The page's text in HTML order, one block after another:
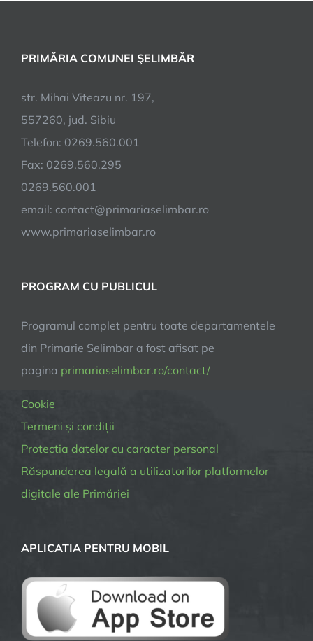
PRIMĂRIA COMUNEI ŞELIMBĂR
str. Mihai Viteazu nr. 197,
557260, jud. Sibiu
Telefon: 0269.560.001
Fax: 0269.560.295
0269.560.001
email: contact@primariaselimbar.ro
www.primariaselimbar.ro
PROGRAM CU PUBLICUL
Programul complet pentru toate departamentele
din Primarie Selimbar a fost afisat pe
pagina primariaselimbar.ro/contact/
Cookie
Termeni și condiții
Protectia datelor cu caracter personal
Răspunderea legală a utilizatorilor platformelor
digitale ale Primăriei
APLICATIA PENTRU MOBIL